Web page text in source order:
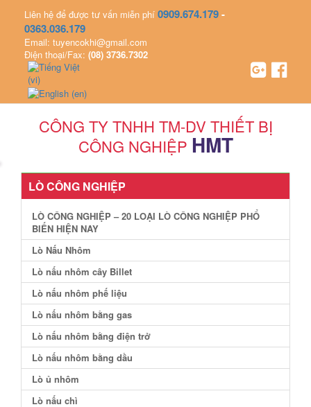
Liên hệ để được tư vấn miễn phí 0909.674.179-
0363.036.179
Email: tuyencokhi@gmail.com
Điện thoại/Fax: (08) 3736.7302
CÔNG TY TNHH TM-DV THIẾT BỊ
CÔNG NGHIỆP HMT
LÒ CÔNG NGHIỆP
LÒ CÔNG NGHIỆP – 20 LOẠI LÒ CÔNG NGHIỆP PHỔ
BIẾN HIỆN NAY
Lò Nấu Nhôm
Lò nấu nhôm cây Billet
Lò nấu nhôm phế liệu
Lò nấu nhôm bằng gas
Lò nấu nhôm bằng điện trở
Lò nấu nhôm bằng dầu
Lò ủ nhôm
Lò nấu chì